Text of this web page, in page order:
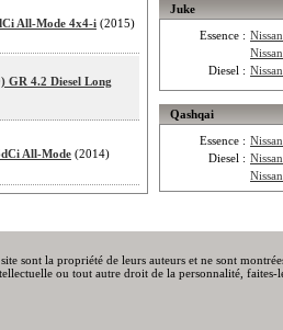
All-Mode 4x4-i (2015)
GR 4.2 Diesel Long
All-Mode (2014)
Juke
Essence :
Diesel :
Qashqai
Essence :
Diesel :
site sont la propriété de leurs auteurs et ne sont
ou tout autre droit de la personnalité,